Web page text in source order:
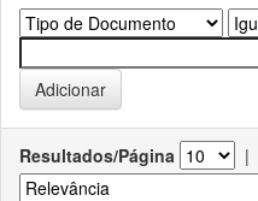
Resultados/Página |